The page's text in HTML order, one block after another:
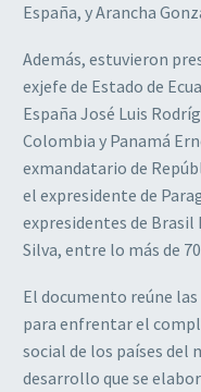
España, y Arancha
Además, estuvieron
exjefe de Estado de
España José Luis
Colombia y Panamá
exmandatario de
el expresidente de
expresidentes de Brasil
Silva, entre lo más de
El documento reúne
para enfrentar el
social de los países del
desarrollo que se